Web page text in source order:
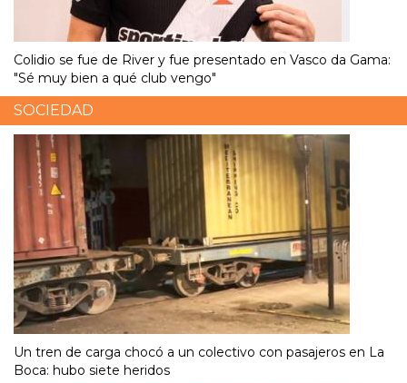
Colidio se fue de River y fue presentado en Vasco da Gama:
"Sé muy bien a qué club vengo"
SOCIEDAD
Un tren de carga chocó a un colectivo con pasajeros en La
Boca: hubo siete heridos